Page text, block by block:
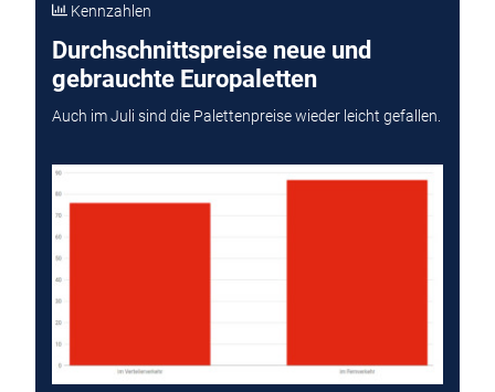
Kennzahlen
Durchschnittspreise neue und
gebrauchte Europaletten
Auch im Juli sind die Palettenpreise wieder leicht gefallen.